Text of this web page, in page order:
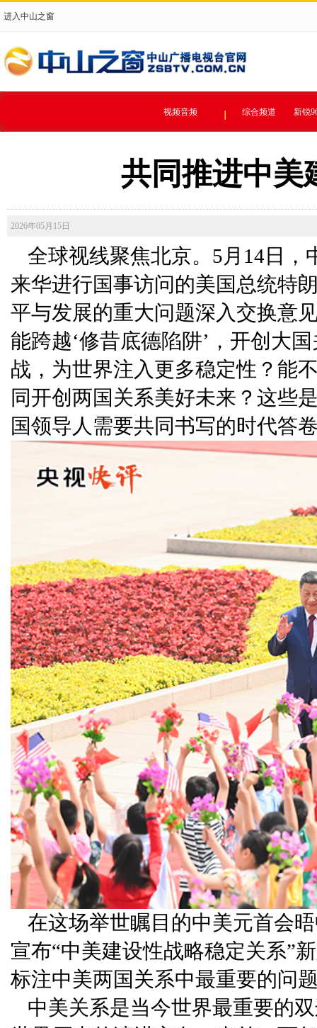
进入中山之窗
视频音频 综合频道 新锐
共同推进中美
2026年05月15日
全球视线聚焦北京。5月14日
来华进行国事访问的美国总统特
平与发展的重大问题深入交换意
能跨越‘修昔底德陷阱’，开创大
战，为世界注入更多稳定性？能
同开创两国关系美好未来？这些
国领导人需要共同书写的时代答
在这场举世瞩目的中美元首会
宣布“中美建设性战略稳定关系”
标注中美两国关系中最重要的问
中美关系是当今世界最重要的